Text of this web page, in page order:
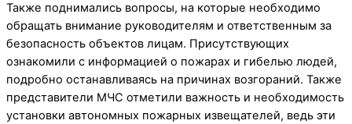
Также поднимались вопросы, на которые необходимо
обращать внимание руководителям и ответственным за
безопасность объектов лицам. Присутствующих
ознакомили с информацией о пожарах и гибелью людей,
подробно останавливаясь на причинах возгораний. Также
представители МЧС отметили важность и необходимость
установки автономных пожарных извещателей, ведь эти